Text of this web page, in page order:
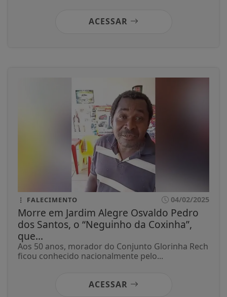
ACESSAR
FALECIMENTO 04/02/2025
Morre em Jardim Alegre Osvaldo Pedro
dos Santos, o “Neguinho da Coxinha”,
que...
Aos 50 anos, morador do Conjunto Glorinha Rech
ficou conhecido nacionalmente pelo...
ACESSAR